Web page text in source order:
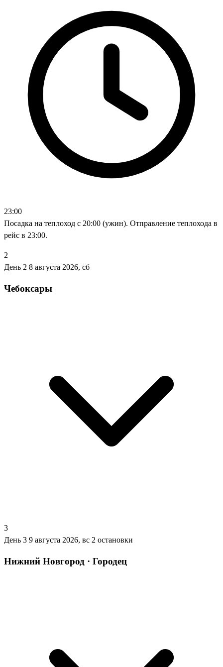
23:00
Посадка на теплоход с 20:00 (ужин). Отправление теплохода в
рейс в 23:00.
2
День 2 8 августа 2026, сб
Чебоксары
3
День 3 9 августа 2026, вс 2 остановки
Нижний Новгород · Городец